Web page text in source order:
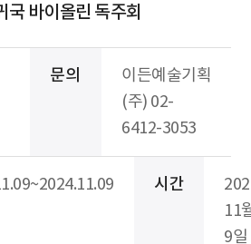
바이올린 독주회
문의
이든예술기획
(주) 02-
6412-3053
시간
11
9일